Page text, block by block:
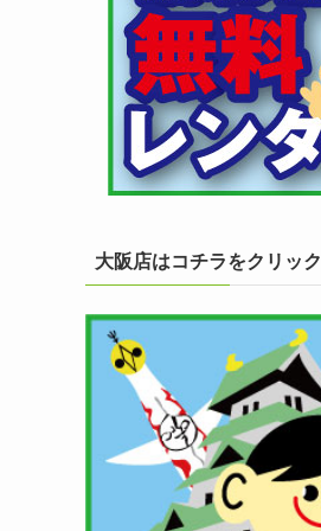
大阪店はコチラをクリック